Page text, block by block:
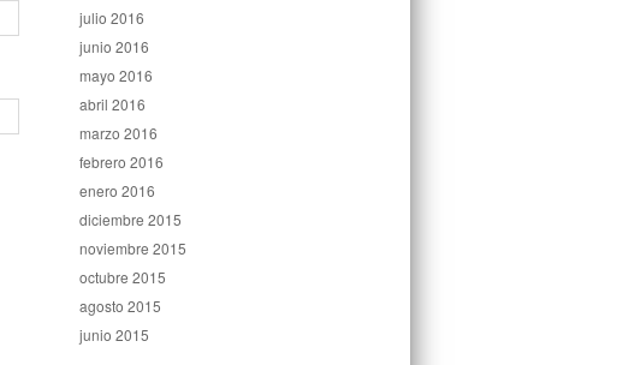
julio 2016
junio 2016
mayo 2016
abril 2016
marzo 2016
febrero 2016
enero 2016
diciembre 2015
noviembre 2015
octubre 2015
agosto 2015
junio 2015